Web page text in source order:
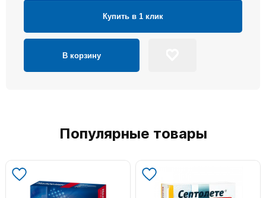
Купить в 1 клик
В корзину
Популярные товары